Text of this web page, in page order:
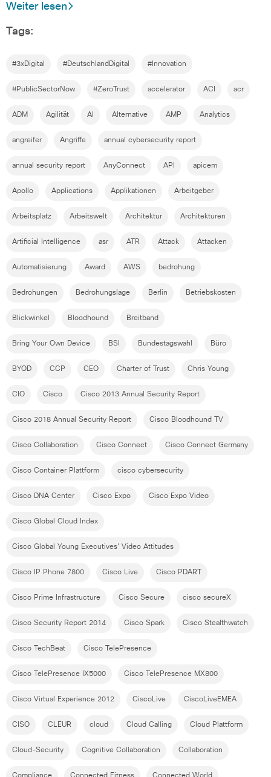
Weiter lesen
Tags:
#3xDigital #DeutschlandDigital #Innovation
#PublicSectorNow #ZeroTrust accelerator ACI acr
ADM Agilität AI Alternative AMP Analytics
angreifer Angriffe annual cybersecurity report
annual security report AnyConnect API apicem
Apollo Applications Applikationen Arbeitgeber
Arbeitsplatz Arbeitswelt Architektur Architekturen
Artificial Intelligence asr ATR Attack Attacken
Automatisierung Award AWS bedrohung
Bedrohungen Bedrohungslage Berlin Betriebskosten
Blickwinkel Bloodhound Breitband
Bring Your Own Device BSI Bundestagswahl Büro
BYOD CCP CEO Charter of Trust Chris Young
CIO Cisco Cisco 2013 Annual Security Report
Cisco 2018 Annual Security Report Cisco Bloodhound TV
Cisco Collaboration Cisco Connect Cisco Connect Germany
Cisco Container Plattform cisco cybersecurity
Cisco DNA Center Cisco Expo Cisco Expo Video
Cisco Global Cloud Index
Cisco Global Young Executives' Video Attitudes
Cisco IP Phone 7800 Cisco Live Cisco PDART
Cisco Prime Infrastructure Cisco Secure cisco secureX
Cisco Security Report 2014 Cisco Spark Cisco Stealthwatch
Cisco TechBeat Cisco TelePresence
Cisco TelePresence IX5000 Cisco TelePresence MX800
Cisco Virtual Experience 2012 CiscoLive CiscoLiveEMEA
CISO CLEUR cloud Cloud Calling Cloud Plattform
Cloud-Security Cognitive Collaboration Collaboration
Compliance Connected Fitness Connected World